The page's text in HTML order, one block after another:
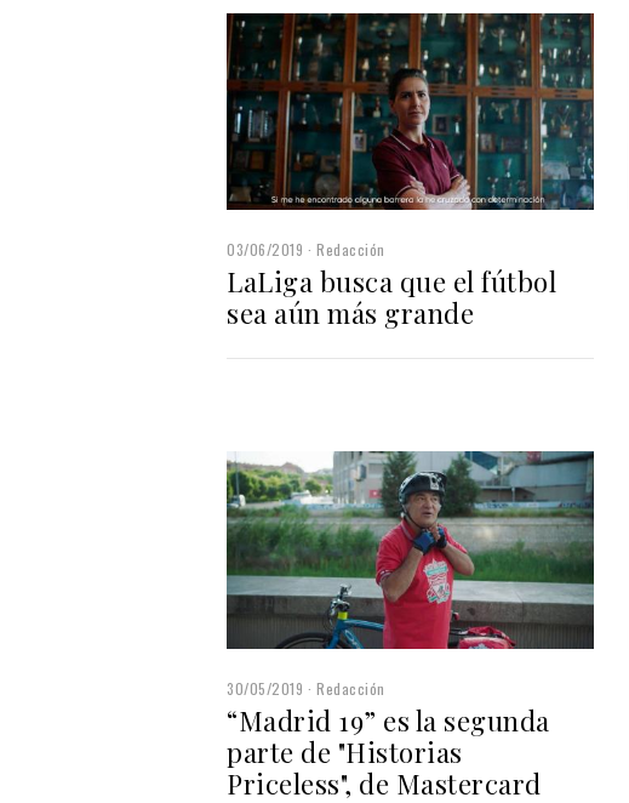
03/06/2019 Redacción
LaLiga busca que el fútbol
sea aún más grande
30/05/2019 Redacción
“Madrid 19” es la segunda
parte de "Historias
Priceless", de Mastercard